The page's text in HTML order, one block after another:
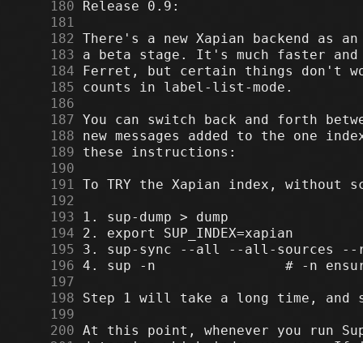
    180
    181
    182
    183
    184
    185
    186
    187
    188
    189
    190
    191
    192
    193
    194
    195
    196
    197
    198
    199
    200